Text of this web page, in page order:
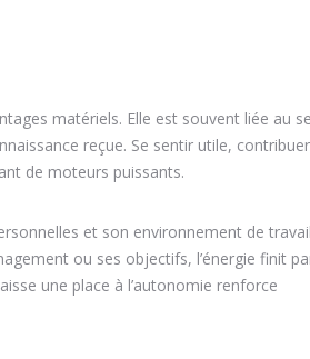
matériels. Elle est souvent liée au
reçue. Se sentir utile,
de moteurs puissants.
et son environnement de
ou ses objectifs, l’énergie finit
une place à l’autonomie renforce